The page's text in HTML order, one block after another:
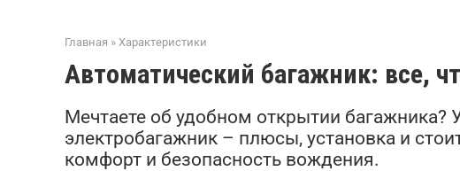
Главная » Характеристики
Автоматический багажник: все,
Мечтаете об удобном открытии багажника?
электробагажник – плюсы, установка и
комфорт и безопасность вождения.